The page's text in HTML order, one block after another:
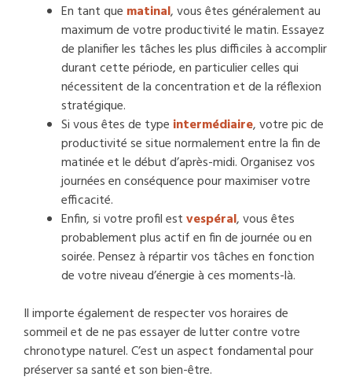
En tant que matinal, vous êtes généralement au
maximum de votre productivité le matin. Essayez
de planifier les tâches les plus difficiles à accomplir
durant cette période, en particulier celles qui
nécessitent de la concentration et de la réflexion
stratégique.
Si vous êtes de type intermédiaire, votre pic de
productivité se situe normalement entre la fin de
matinée et le début d’après-midi. Organisez vos
journées en conséquence pour maximiser votre
efficacité.
Enfin, si votre profil estvespéral, vous êtes
probablement plus actif en fin de journée ou en
soirée. Pensez à répartir vos tâches en fonction
de votre niveau d’énergie à ces moments-là.
Il importe également de respecter vos horaires de
sommeil et de ne pas essayer de lutter contre votre
chronotype naturel. C’est un aspect fondamental pour
préserver sa santé et son bien-être.